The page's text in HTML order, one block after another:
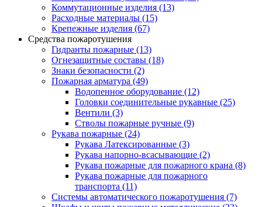
Коммутационные изделия (13)
Расходные материалы (15)
Крепежные изделия (67)
Средства пожаротушения
Гидранты пожарные (13)
Огнезащитные составы (18)
Знаки безопасности (2)
Пожарная арматура (49)
Водопенное оборудование (12)
Головки соединительные рукавные (25)
Вентили (3)
Стволы пожарные ручные (9)
Рукава пожарные (24)
Рукава Латексированные (3)
Рукава напорно-всасывающие (2)
Рукава пожарные для пожарного крана (8)
Рукава пожарные для пожарного
транспорта (11)
Системы автоматического пожаротушения (7)